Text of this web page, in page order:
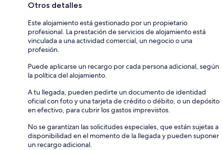
Otros detalles
Este alojamiento está gestionado por un propietario
profesional. La prestación de servicios de alojamiento está
vinculada a una actividad comercial, un negocio o una
profesión.
Puede aplicarse un recargo por cada persona adicional, según
la política del alojamiento.
A tu llegada, pueden pedirte un documento de identidad
oficial con foto y una tarjeta de crédito o débito, o un depósito
en efectivo, para cubrir los gastos imprevistos.
No se garantizan las solicitudes especiales, que están sujetas a
disponibilidad en el momento de la llegada y pueden suponer
un recargo adicional.